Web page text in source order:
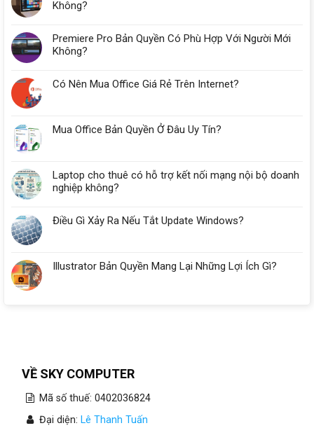
Tại
Bao
Không?
Premiere Pro Bản Quyền Có Phù Hợp Với Người Mới
Không?
Có Nên Mua Office Giá Rẻ Trên Internet?
Mua Office Bản Quyền Ở Đâu Uy Tín?
Laptop cho thuê có hỗ trợ kết nối mạng nội bộ doanh
nghiệp không?
Điều Gì Xảy Ra Nếu Tắt Update Windows?
Illustrator Bản Quyền Mang Lại Những Lợi Ích Gì?
VỀ SKY COMPUTER
Mã số thuế: 0402036824
Đại diện: Lê Thanh Tuấn